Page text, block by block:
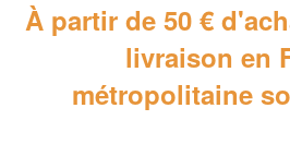
À partir de 50 €
livraison en
métropolitaine